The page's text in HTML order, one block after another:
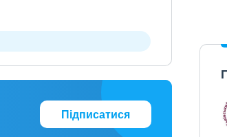
Підписатися